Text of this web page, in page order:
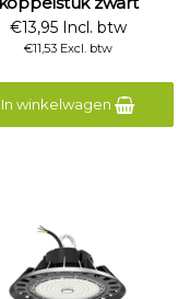
€13,95 Incl. btw
€11,53 Excl. btw
In winkelwagen